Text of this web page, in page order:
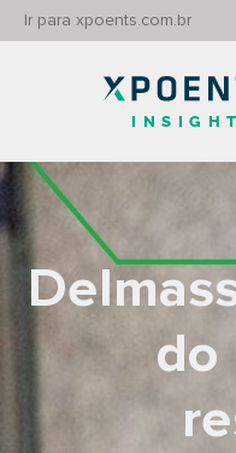
Ir para xpoents.com.br
do